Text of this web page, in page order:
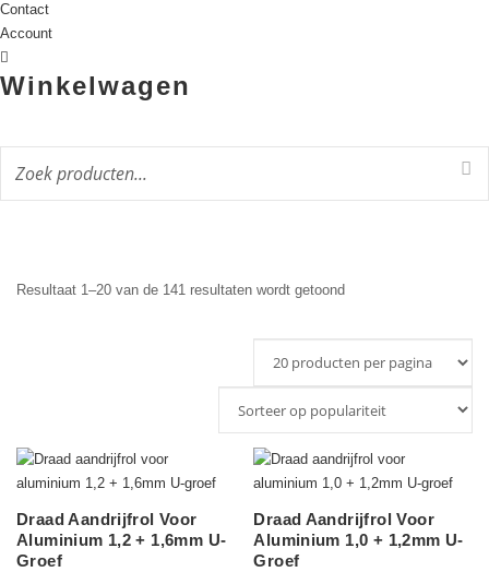
Contact
Account
Winkelwagen
Resultaat 1–20 van de 141 resultaten wordt getoondGesorteerd
populariteit
Draad Aandrijfrol Voor
Aluminium 1,2 + 1,6mm U-
Groef
Draad Aandrijfrol Voor
Aluminium 1,0 + 1,2mm U-
Groef